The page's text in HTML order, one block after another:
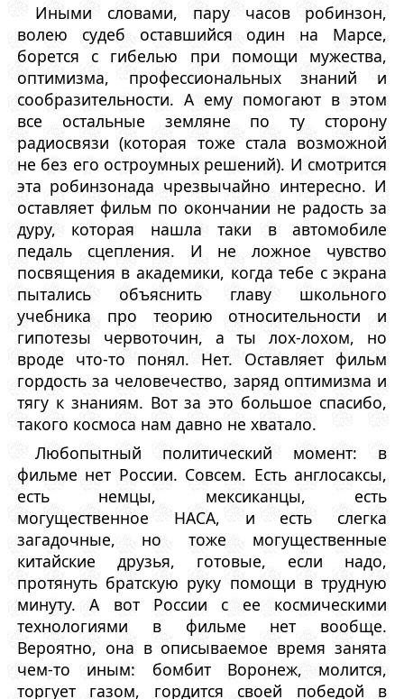
Иными словами, пару часов робинзон,
волею судеб оставшийся один на Марсе,
борется с гибелью при помощи мужества,
оптимизма, профессиональных знаний и
сообразительности. А ему помогают в этом
все остальные земляне по ту сторону
радиосвязи (которая тоже стала возможной
не без его остроумных решений). И смотрится
эта робинзонада чрезвычайно интересно. И
оставляет фильм по окончании не радость за
дуру, которая нашла таки в автомобиле
педаль сцепления. И не ложное чувство
посвящения в академики, когда тебе с экрана
пытались объяснить главу школьного
учебника про теорию относительности и
гипотезы червоточин, а ты лох-лохом, но
вроде что-то понял. Нет. Оставляет фильм
гордость за человечество, заряд оптимизма и
тягу к знаниям. Вот за это большое спасибо,
такого космоса нам давно не хватало.
Любопытный политический момент: в
фильме нет России. Совсем. Есть англосаксы,
есть немцы, мексиканцы, есть
могущественное НАСА, и есть слегка
загадочные, но тоже могущественные
китайские друзья, готовые, если надо,
протянуть братскую руку помощи в трудную
минуту. А вот России с ее космическими
технологиями в фильме нет вообще.
Вероятно, она в описываемое время занята
чем-то иным: бомбит Воронеж, молится,
торгует газом, гордится своей победой в